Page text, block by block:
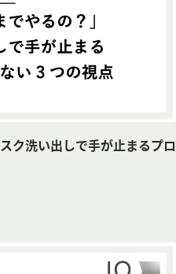
ク洗い出しで手が止まるプロ